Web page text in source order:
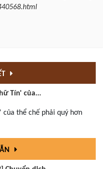
Tín' của...
thể chế phải quý hơn